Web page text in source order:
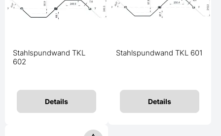
Stahlspundwand TKL
602
Details
Stahlspundwand TKL 601
Details